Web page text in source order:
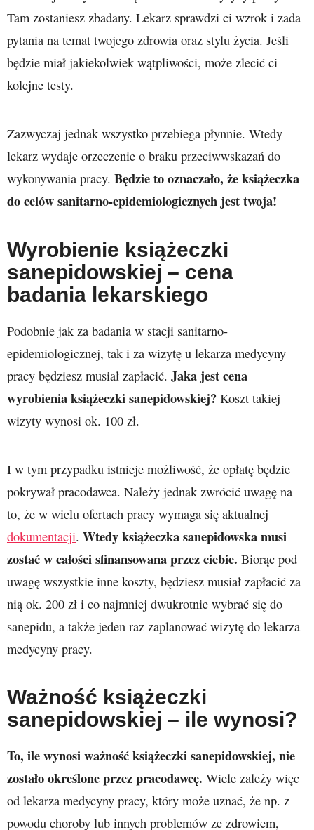
Tam zostaniesz zbadany. Lekarz sprawdzi ci wzrok i zada
pytania na temat twojego zdrowia oraz stylu życia. Jeśli
będzie miał jakiekolwiek wątpliwości, może zlecić ci
kolejne testy.
Zazwyczaj jednak wszystko przebiega płynnie. Wtedy
lekarz wydaje orzeczenie o braku przeciwwskazań do
wykonywania pracy. Będzie to oznaczało, że książeczka
do celów sanitarno-epidemiologicznych jest twoja!
Wyrobienie książeczki
sanepidowskiej – cena
badania lekarskiego
Podobnie jak za badania w stacji sanitarno-
epidemiologicznej, tak i za wizytę u lekarza medycyny
pracy będziesz musiał zapłacić. Jaka jest cena
wyrobienia książeczki sanepidowskiej? Koszt takiej
wizyty wynosi ok. 100 zł.
I w tym przypadku istnieje możliwość, że opłatę będzie
pokrywał pracodawca. Należy jednak zwrócić uwagę na
to, że w wielu ofertach pracy wymaga się aktualnej
dokumentacji. Wtedy książeczka sanepidowska musi
zostać w całości sfinansowana przez ciebie. Biorąc pod
uwagę wszystkie inne koszty, będziesz musiał zapłacić za
nią ok. 200 zł i co najmniej dwukrotnie wybrać się do
sanepidu, a także jeden raz zaplanować wizytę do lekarza
medycyny pracy.
Ważność książeczki
sanepidowskiej – ile wynosi?
To, ile wynosi ważność książeczki sanepidowskiej, nie
zostało określone przez pracodawcę. Wiele zależy więc
od lekarza medycyny pracy, który może uznać, że np. z
powodu choroby lub innych problemów ze zdrowiem,